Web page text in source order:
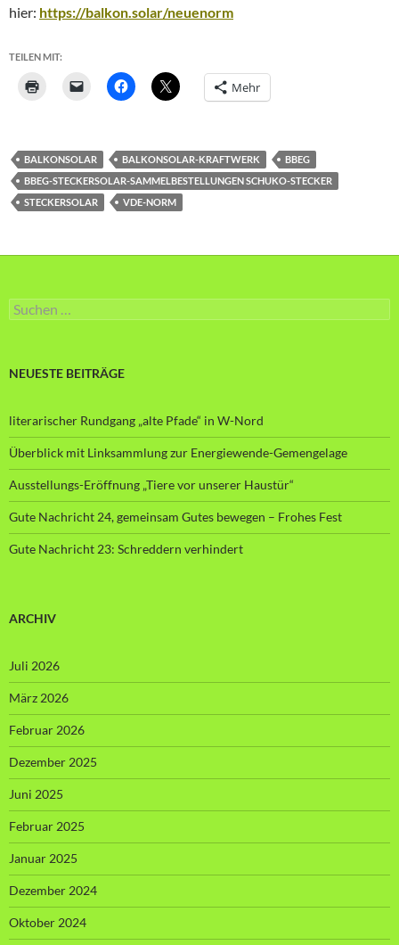
hier: https://balkon.solar/neuenorm
TEILEN MIT:
Mehr
BALKONSOLAR BALKONSOLAR-KRAFTWERK
BBEG
BBEG-STECKERSOLAR-SAMMELBESTELLUNGEN SCHUKO-STECKER
STECKERSOLAR
VDE-NORM
Suche
nach:
NEUESTE BEITRÄGE
literarischer Rundgang „alte Pfade“ in W-Nord
Überblick mit Linksammlung zur Energiewende-Gemengelage
Ausstellungs-Eröffnung „Tiere vor unserer Haustür“
Gute Nachricht 24, gemeinsam Gutes bewegen – Frohes Fest
Gute Nachricht 23: Schreddern verhindert
ARCHIV
Juli 2026
März 2026
Februar 2026
Dezember 2025
Juni 2025
Februar 2025
Januar 2025
Dezember 2024
Oktober 2024